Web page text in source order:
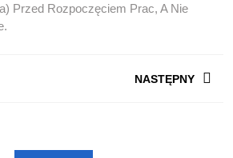
Przed Rozpoczęciem Prac, A Nie
NASTĘPNY